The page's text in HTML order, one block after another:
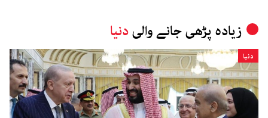
زیادہ پڑھی جانے والیدنیا
دنیا